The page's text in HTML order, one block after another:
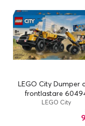
LEGO City Dumper
frontlastare
LEGO City